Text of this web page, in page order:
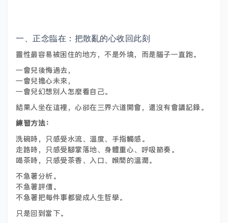
一、正念臨在：把散亂的心收回此刻
靈性最容易被困住的地方，不是外境，而是腦子一直跑。
一會兒後悔過去，
一會兒擔心未來，
一會兒幻想別人怎麼看自己。
結果人坐在這裡，心卻在三界六道開會，還沒有會議記錄。
練習方法：
洗碗時，只感受水流、溫度、手指觸感。
走路時，只感受腳掌落地、身體重心、呼吸節奏。
喝茶時，只感受茶香、入口、喉間的溫潤。
不急著分析。
不急著評價。
不急著把每件事都變成人生哲學。
只是回到當下。